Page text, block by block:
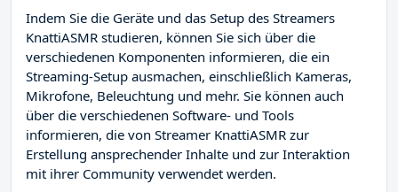
Indem Sie die Geräte und das Setup des Streamers
KnattiASMR studieren, können Sie sich über die
verschiedenen Komponenten informieren, die ein
Streaming-Setup ausmachen, einschließlich Kameras,
Mikrofone, Beleuchtung und mehr. Sie können auch
über die verschiedenen Software- und Tools
informieren, die von Streamer KnattiASMR zur
Erstellung ansprechender Inhalte und zur Interaktion
mit ihrer Community verwendet werden.